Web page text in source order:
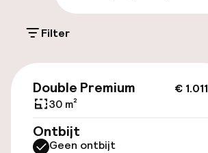
Openbaar parkeren
Toegankelijkheid
Overal rolstoeltoegankelijk
Lift
Filter
€ 1.011
Double Premium
30 m²
Ontbijt
Geen ontbijt